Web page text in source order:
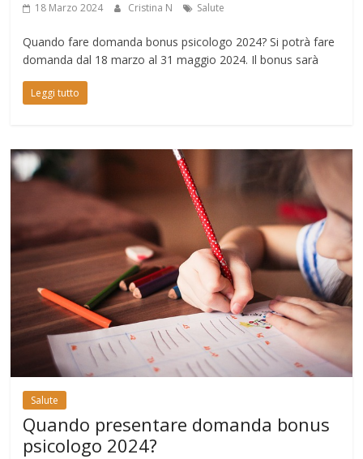
18 Marzo 2024 Cristina N Salute
Quando fare domanda bonus psicologo 2024? Si potrà fare
domanda dal 18 marzo al 31 maggio 2024. Il bonus sarà
Leggi tutto
Salute
Quando presentare domanda bonus
psicologo 2024?